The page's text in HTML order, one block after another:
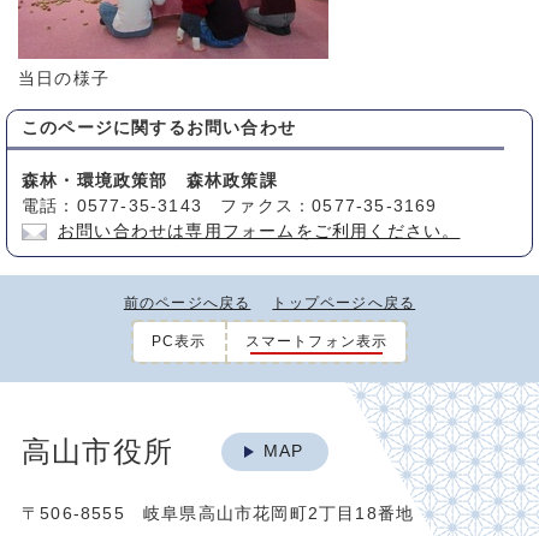
当日の様子
このページに関する お問い合わせ
森林・環境政策部 森林政策課
電話：0577-35-3143 ファクス：0577-35-3169
お問い合わせは専用フォームをご利用ください。
前のページへ戻る トップページへ戻る
PC表示 スマートフォン表示
高山市役所 MAP
〒506-8555 岐阜県高山市花岡町2丁目18番地